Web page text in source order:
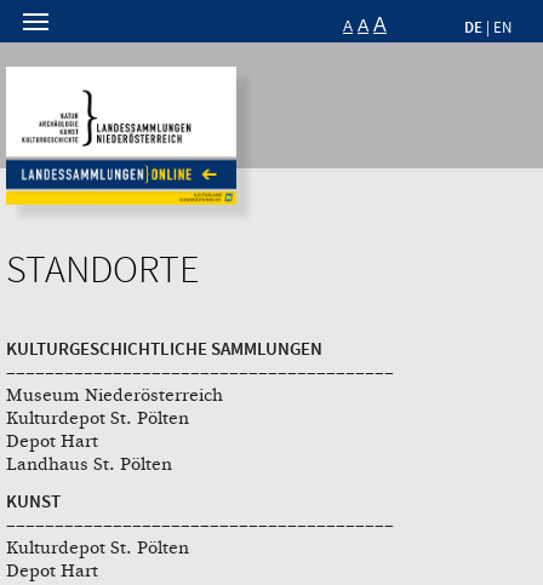
A A A DE | EN
STANDORTE
KULTURGESCHICHTLICHE SAMMLUNGEN
–––––––––––––––––––––––––––––––––––––––––
Museum Niederösterreich
Kulturdepot St. Pölten
Depot Hart
Landhaus St. Pölten
KUNST
–––––––––––––––––––––––––––––––––––––––––
Kulturdepot St. Pölten
Depot Hart